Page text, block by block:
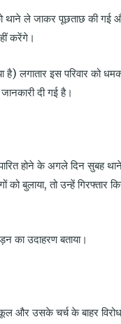
थाने ले जाकर पूछताछ की गई
करेंगे।
है) लगातार इस परिवार को
दी गई है।
होने के अगले दिन सुबह
को बुलाया,तो उन्हें गिरफ्तार
का उदाहरण बताया।
उसके चर्च के बाहर विरोध